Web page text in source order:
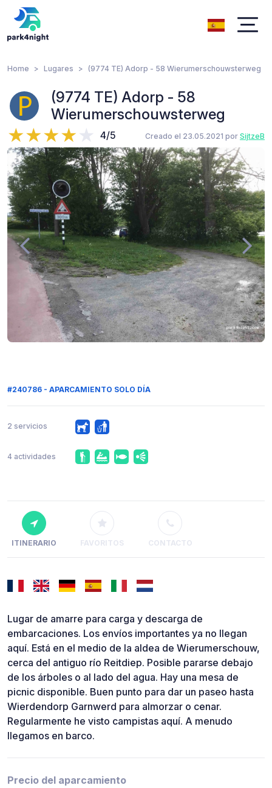
Home Lugares (9774 TE) Adorp - 58 Wierumerschouwsterweg
(9774 TE) Adorp - 58
Wierumerschouwsterweg
4/5 Creado el 23.05.2021 por SijtzeB
#240786 - APARCAMIENTO SOLO DÍA
2 servicios
4 actividades
ITINERARIO FAVORITOS CONTACTO
Lugar de amarre para carga y descarga de
embarcaciones. Los envíos importantes ya no llegan
aquí. Está en el medio de la aldea de Wierumerschouw,
cerca del antiguo río Reitdiep. Posible pararse debajo
de los árboles o al lado del agua. Hay una mesa de
picnic disponible. Buen punto para dar un paseo hasta
Wierdendorp Garnwerd para almorzar o cenar.
Regularmente he visto campistas aquí. A menudo
llegamos en barco.
Precio del aparcamiento